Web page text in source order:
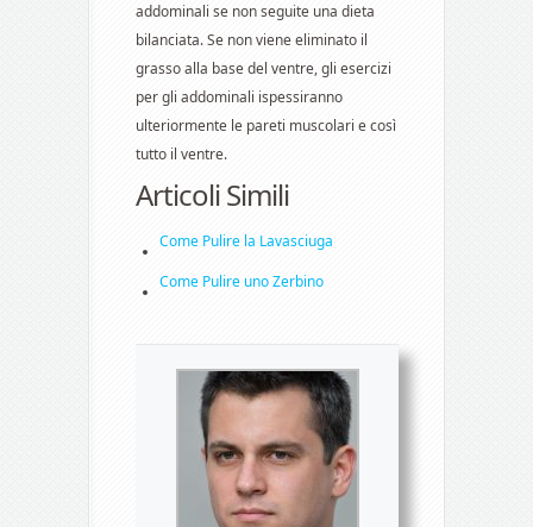
addominali se non seguite una dieta
bilanciata. Se non viene eliminato il
grasso alla base del ventre, gli esercizi
per gli addominali ispessiranno
ulteriormente le pareti muscolari e così
tutto il ventre.
Articoli Simili
Come Pulire la Lavasciuga
Come Pulire uno Zerbino